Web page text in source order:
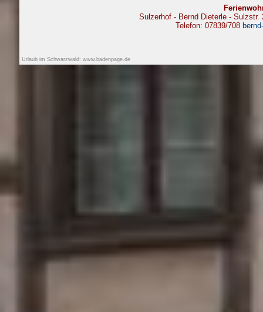
Sulzerhof - Bernd Dieterle -
Telefon: 07839/708
Urlaub im Schwarzwald: www.badenpage.de